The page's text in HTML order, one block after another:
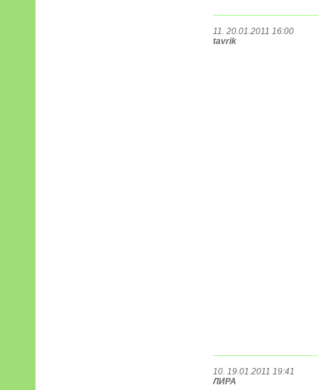
11. 20.01.2011 16:00
tavrik
10. 19.01.2011 19:41
ЛИРА